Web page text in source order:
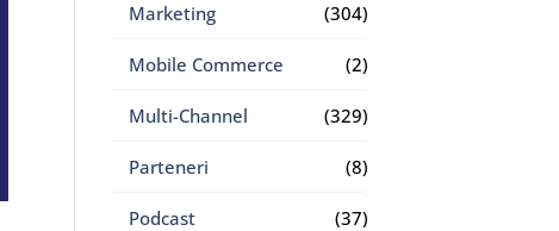
Marketing (304)
Mobile Commerce (2)
Multi-Channel (329)
Parteneri (8)
Podcast (37)